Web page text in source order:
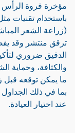
مؤخرة فروة الرأس
(زراعة الشعر
ترقق منتشر وقد
الدقيق ضروري
والكثافة، وحماية
ما يمكن توقعه قبل
بما في ذلك الجداول
عند اختيار العيادة.